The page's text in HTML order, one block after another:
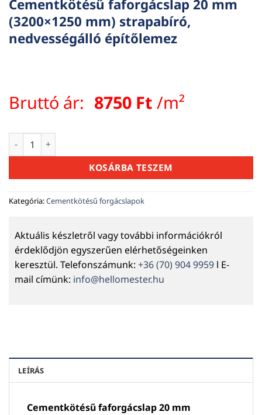
Cementkötésű faforgácslap 20 mm
(3200×1250 mm) strapabíró,
nedvességálló építőlemez
Bruttó ár: 8750 Ft /m²
Cementkötésű faforgácslap 20 mm (3200×1250 mm)
KOSÁRBA TESZEM
Kategória:Cementkötésű forgácslapok
Aktuális készletről vagy további információkról
érdeklődjön egyszerűen elérhetőségeinken
keresztül. Telefonszámunk: +36 (70) 904 9959 l E-
mail címünk: info@hellomester.hu
LEÍRÁS
Cementkötésű faforgácslap 20 mm